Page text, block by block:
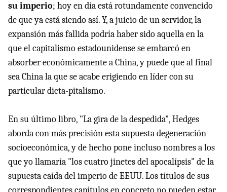
su imperio; hoy en día está rotundamente convencido
de que ya está siendo así. Y, a juicio de un servidor, la
expansión más fallida podría haber sido aquella en la
que el capitalismo estadounidense se embarcó en
absorber económicamente a China, y puede que al final
sea China la que se acabe erigiendo en líder con su
particular dicta-pitalismo.
En su último libro, "La gira de la despedida", Hedges
aborda con más precisión esta supuesta degeneración
socioeconómica, y de hecho pone incluso nombres a los
que yo llamaría "los cuatro jinetes del apocalípsis" de la
supuesta caída del imperio de EEUU. Los títulos de sus